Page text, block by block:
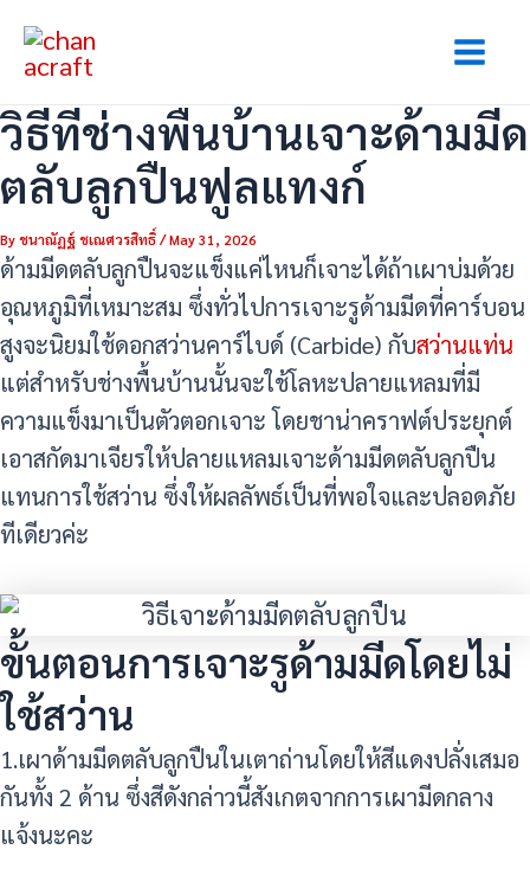
Skip
content
วิธีที่ช่างพื้นบ้านเจาะด้ามมีด
ตลับลูกปืนฟูลแทงก์
Byชนาณัฏฐ์ ชเณศวรสิทธิ์/May 31, 2026
ด้ามมีดตลับลูกปืนจะแข็งแค่ไหนก็เจาะได้ถ้าเผาบ่มด้วย
อุณหภูมิที่เหมาะสม ซึ่งทั่วไปการเจาะรูด้ามมีดที่คาร์บอน
สูงจะนิยมใช้ดอกสว่านคาร์ไบด์ (Carbide) กับสว่านแท่น
แต่สำหรับช่างพื้นบ้านนั้นจะใช้โลหะปลายแหลมที่มี
ความแข็งมาเป็นตัวตอกเจาะ โดยชาน่าคราฟต์ประยุกต์
เอาสกัดมาเจียรให้ปลายแหลมเจาะด้ามมีดตลับลูกปืน
แทนการใช้สว่าน ซึ่งให้ผลลัพธ์เป็นที่พอใจและปลอดภัย
ทีเดียวค่ะ
ขั้นตอนการเจาะรูด้ามมีดโดยไม่
ใช้สว่าน
1.เผาด้ามมีดตลับลูกปืนในเตาถ่านโดยให้สีแดงปลั่งเสมอ
กันทั้ง 2 ด้าน ซึ่งสีดังกล่าวนี้สังเกตจากการเผามีดกลาง
แจ้งนะคะ
Post
navigation